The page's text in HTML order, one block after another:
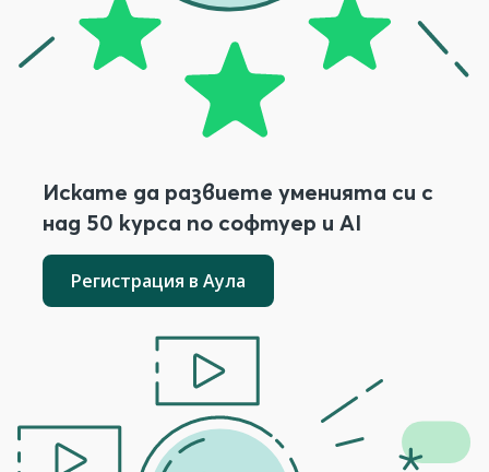
Искате да развиете уменията си с
над 50 курса по софтуер и AI
Регистрация в Аула